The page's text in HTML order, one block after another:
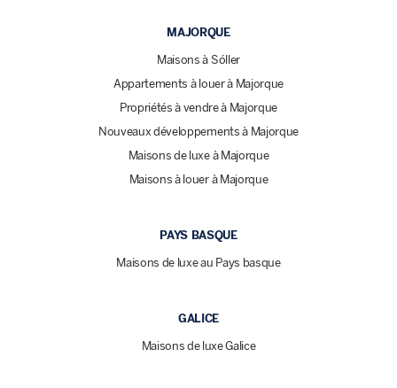
MAJORQUE
Maisons à Sóller
Appartements à louer à Majorque
Propriétés à vendre à Majorque
Nouveaux développements à Majorque
Maisons de luxe à Majorque
Maisons à louer à Majorque
PAYS BASQUE
Maisons de luxe au Pays basque
GALICE
Maisons de luxe Galice